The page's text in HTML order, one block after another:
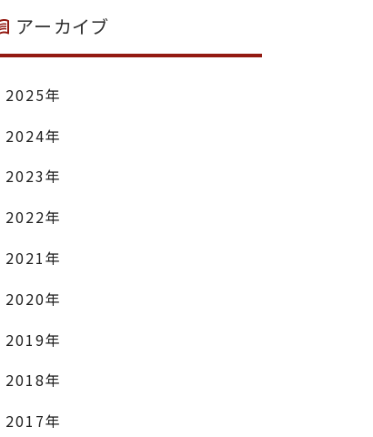
アーカイブ
2025年
2024年
2023年
2022年
2021年
2020年
2019年
2018年
2017年